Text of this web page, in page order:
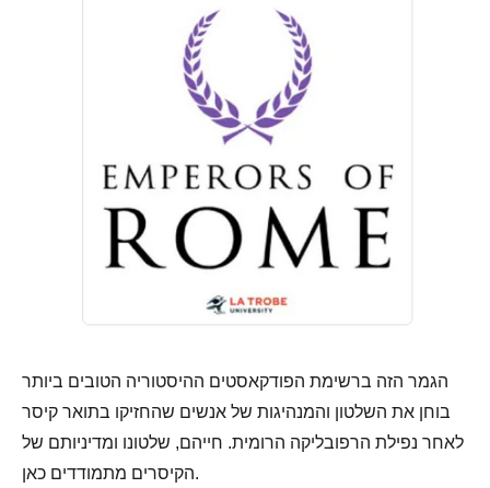
הגמר הזה ברשימת הפודקאסטים ההיסטוריה הטובים ביותר
בוחן את השלטון והמנהיגות של אנשים שהחזיקו בתואר קיסר
לאחר נפילת הרפובליקה הרומית. חייהם, שלטונו ומדיניותם של
הקיסרים מתמודדים כאן.